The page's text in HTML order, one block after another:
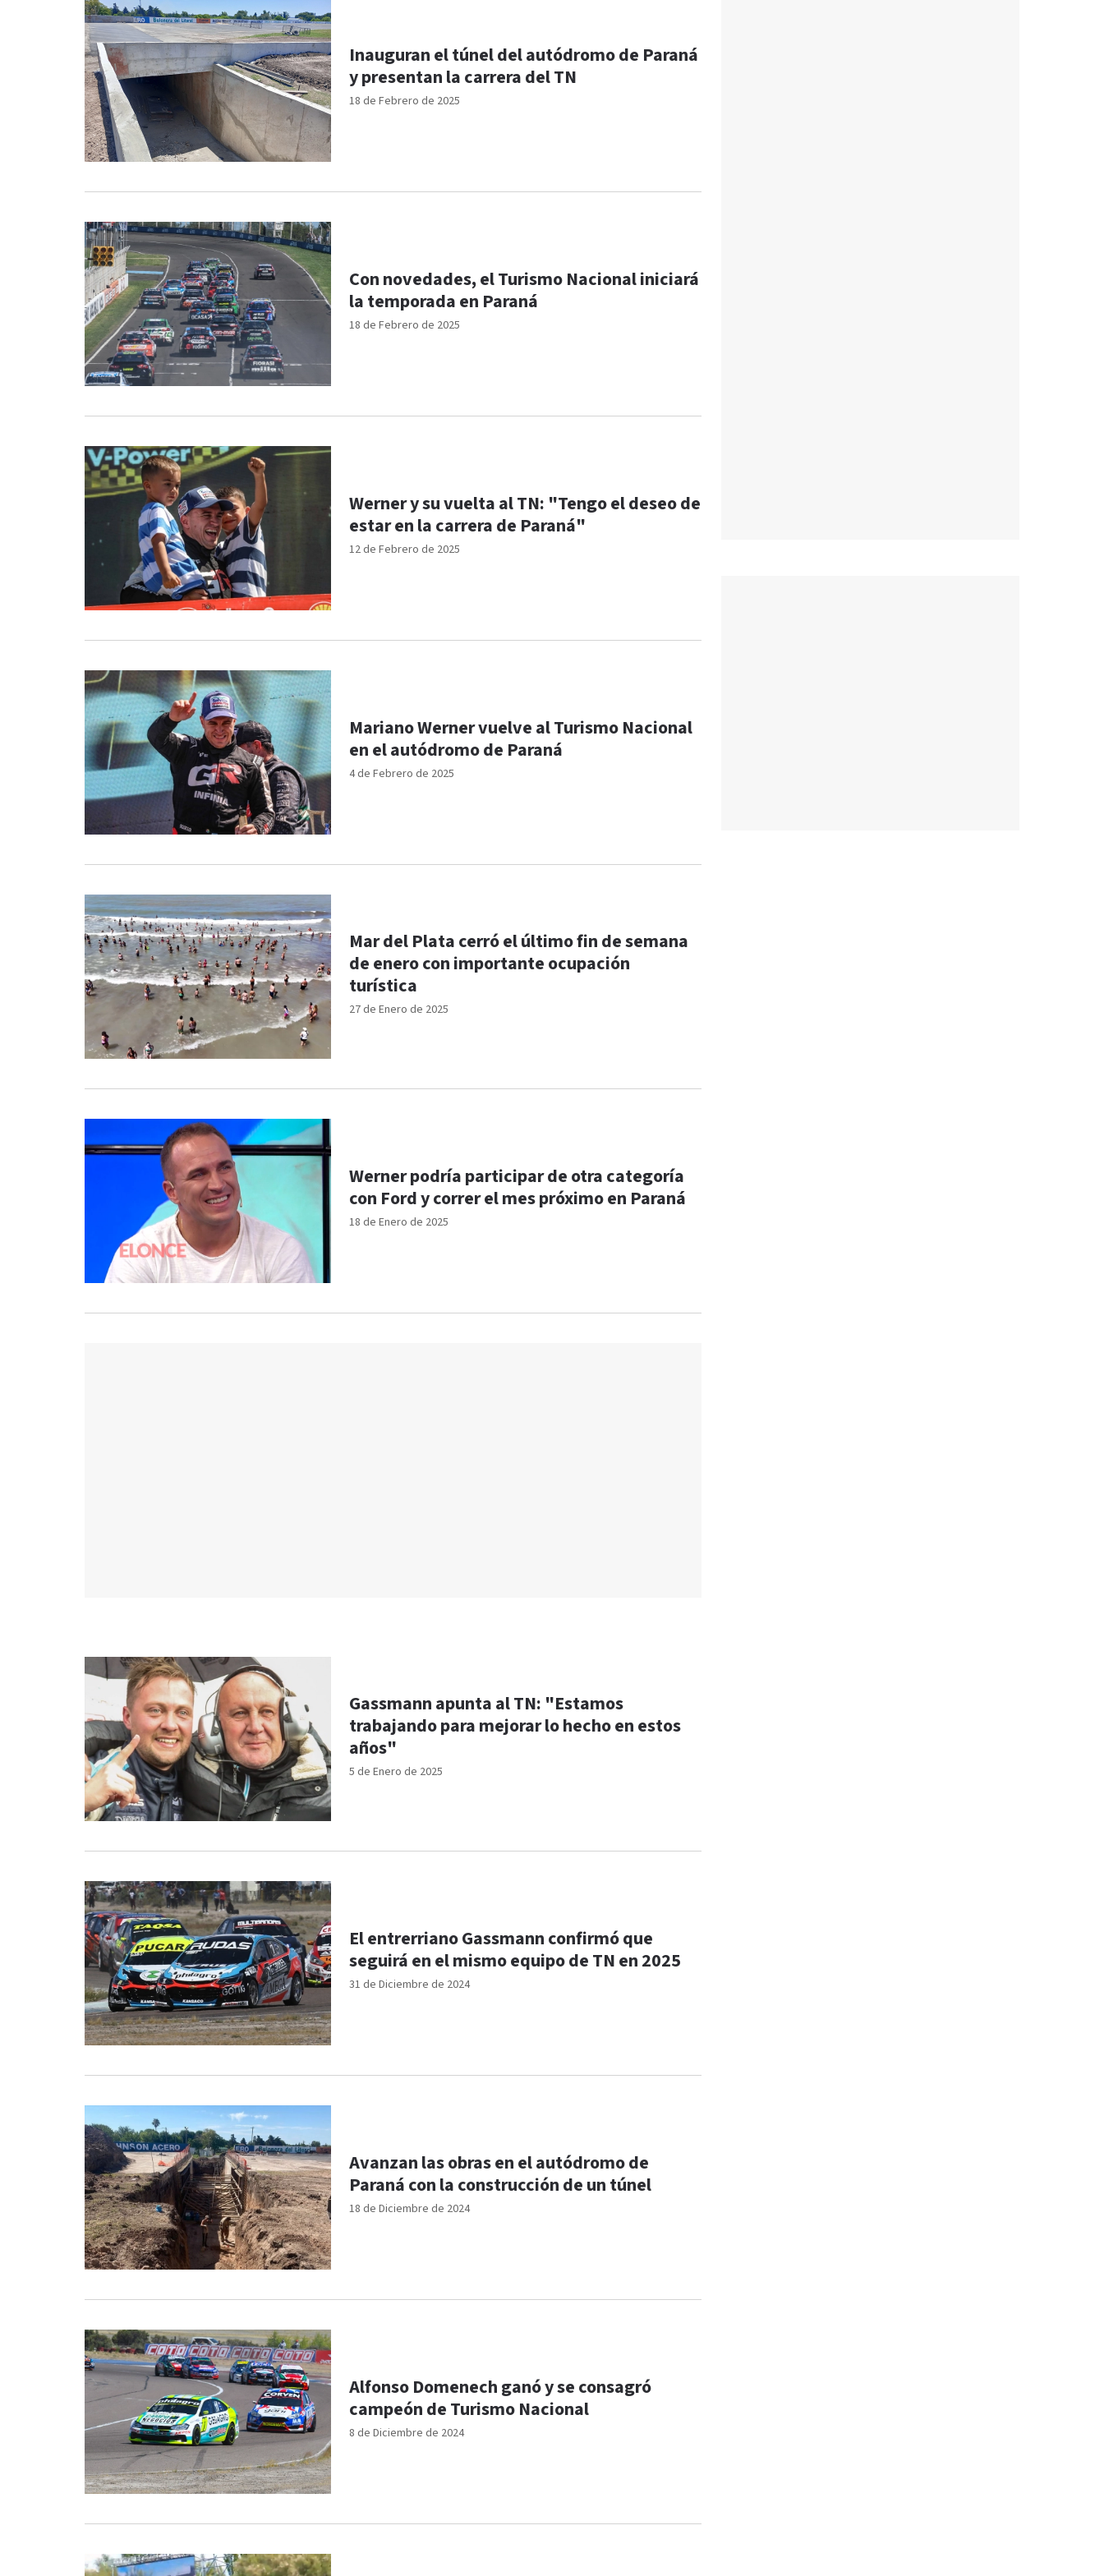
18 de Febrero de 2025
Inauguran el túnel del autódromo de Paraná
y presentan la carrera del TN
18 de Febrero de 2025
Con novedades, el Turismo Nacional iniciará
la temporada en Paraná
12 de Febrero de 2025
Werner y su vuelta al TN: "Tengo el deseo de
estar en la carrera de Paraná"
4 de Febrero de 2025
Mariano Werner vuelve al Turismo Nacional
en el autódromo de Paraná
27 de Enero de 2025
Mar del Plata cerró el último fin de semana
de enero con importante ocupación
turística
18 de Enero de 2025
Werner podría participar de otra categoría
con Ford y correr el mes próximo en Paraná
5 de Enero de 2025
Gassmann apunta al TN: "Estamos
trabajando para mejorar lo hecho en estos
años"
31 de Diciembre de 2024
El entrerriano Gassmann confirmó que
seguirá en el mismo equipo de TN en 2025
18 de Diciembre de 2024
Avanzan las obras en el autódromo de
Paraná con la construcción de un túnel
8 de Diciembre de 2024
Alfonso Domenech ganó y se consagró
campeón de Turismo Nacional